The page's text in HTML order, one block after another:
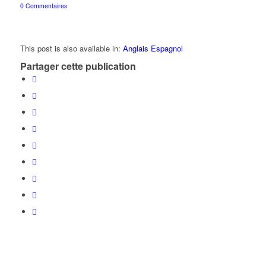
0 Commentaires
This post is also available in: Anglais Espagnol
Partager cette publication